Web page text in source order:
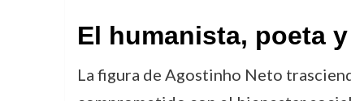
El humanista, poeta
La figura de Agostinho Neto